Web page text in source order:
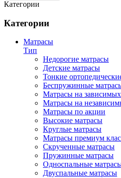
Категории
Категории
Матрасы
Тип
Недорогие матрасы
Детские матрасы
Тонкие
Беспружинные
Матрасы на
Матрасы на
Матрасы по акции
Высокие матрасы
Круглые матрасы
Матрасы премиум
Скрученные матрасы
Пружинные матрасы
Односпальные
Двуспальные матрасы